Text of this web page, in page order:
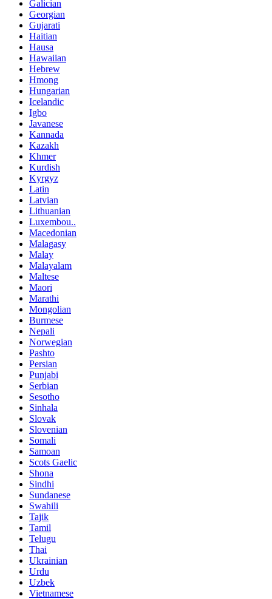
Galician
Georgian
Gujarati
Haitian
Hausa
Hawaiian
Hebrew
Hmong
Hungarian
Icelandic
Igbo
Javanese
Kannada
Kazakh
Khmer
Kurdish
Kyrgyz
Latin
Latvian
Lithuanian
Luxembou..
Macedonian
Malagasy
Malay
Malayalam
Maltese
Maori
Marathi
Mongolian
Burmese
Nepali
Norwegian
Pashto
Persian
Punjabi
Serbian
Sesotho
Sinhala
Slovak
Slovenian
Somali
Samoan
Scots Gaelic
Shona
Sindhi
Sundanese
Swahili
Tajik
Tamil
Telugu
Thai
Ukrainian
Urdu
Uzbek
Vietnamese